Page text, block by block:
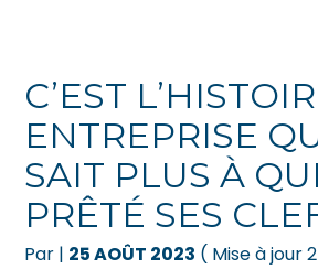
Gérer votre quotidien
Piloter votre entreprise
Développer votre entreprise
Suivre votre comptabilité
Gérer vos ressources humaines
Dématérialiser vos documents
C’EST
ENTREPRISE
SAIT PLUS À
PRÊTÉ SES
Par | 25 AOÛT 2023 ( Mise à jour